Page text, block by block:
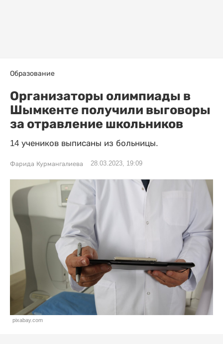
Образование
Организаторы олимпиады в
Шымкенте получили выговоры
за отравление школьников
14 учеников выписаны из больницы.
Фарида Курмангалиева 28.03.2023, 19:09
pixabay.com